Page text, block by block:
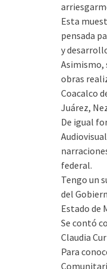
Esta
pensada
y
Asimismo,
obras
Coacalco
Juárez,
De igual
federal.
Tengo un
del
Estado de
Se contó
Claudia
Para